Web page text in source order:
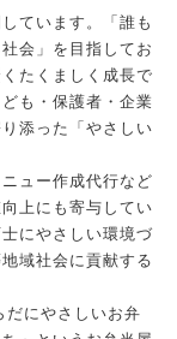
ています。「誰も
会」を目指してお
たくましく成長で
も・保護者・企業
添った「やさしい
ュー作成代行など
上にも寄与してい
にやさしい環境づ
域社会に貢献する
だにやさしいお弁